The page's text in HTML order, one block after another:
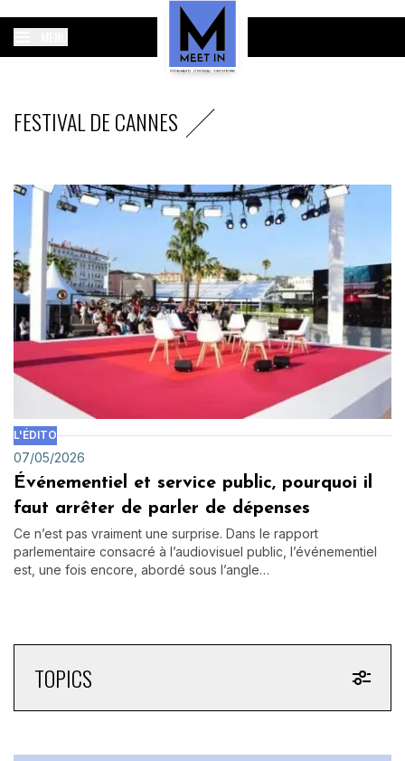
FESTIVAL DE CANNES
L'ÉDITO
07/05/2026
Événementiel et service public, pourquoi il
faut arrêter de parler de dépenses
Ce n’est pas vraiment une surprise. Dans le rapport
parlementaire consacré à l’audiovisuel public, l’événementiel
est, une fois encore, abordé sous l’angle…
TOPICS